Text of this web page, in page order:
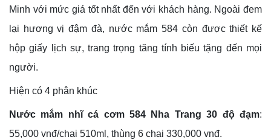
Minh với mức giá tốt nhất đến với khách hàng. Ngoài đem
lại hương vị đậm đà, nước mắm 584 còn được thiết kế
hộp giấy lịch sự, trang trọng tăng tính biếu tặng đến mọi
người.
Hiện có 4 phân khúc
Nước mắm nhĩ cá cơm 584 Nha Trang 30 độ đạm:
55,000 vnđ/chai 510ml, thùng 6 chai 330,000 vnđ.